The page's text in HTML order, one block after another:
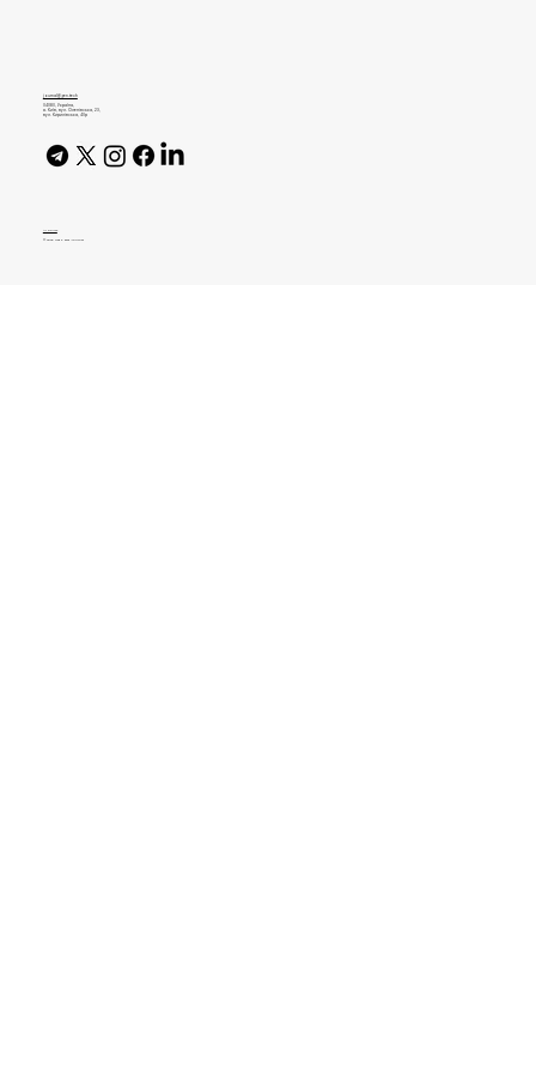
journal@gen.tech
04080, Україна,
м. Київ, вул. Оленівська, 23,​
вул. Кирилівська, 40р
AI Policy
© 2026 High Bar Journal